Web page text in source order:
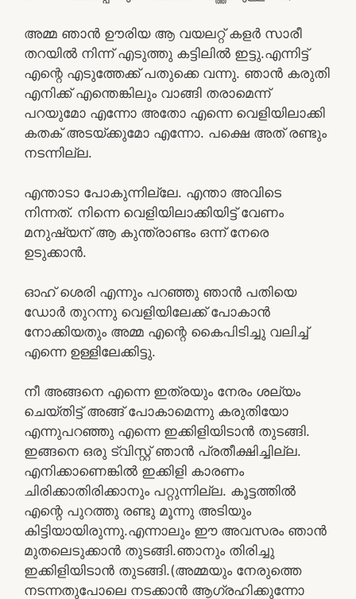
അമ്മ ഞാൻ ഊരിയ ആ വയലറ്റ് കളർ സാരീ
തറയിൽ നിന്ന് എടുത്തു കട്ടിലിൽ ഇട്ടു.എന്നിട്ട്
എന്റെ എടുത്തേക്ക് പതുക്കെ വന്നു. ഞാൻ കരുതി
എനിക്ക് എന്തെങ്കിലും വാങ്ങി തരാമെന്ന്
പറയുമോ എന്നോ അതോ എന്നെ വെളിയിലാക്കി
കതക് അടയ്ക്കുമോ എന്നോ. പക്ഷെ അത് രണ്ടും
നടന്നില്ല.
എന്താടാ പോകുന്നില്ലേ. എന്താ അവിടെ
നിന്നത്. നിന്നെ വെളിയിലാക്കിയിട്ട് വേണം
മനുഷ്യന് ആ കുന്ത്രാണ്ടം ഒന്ന് നേരെ
ഉടുക്കാൻ.
ഓഹ് ശെരി എന്നും പറഞ്ഞു ഞാൻ പതിയെ
ഡോർ തുറന്നു വെളിയിലേക്ക് പോകാൻ
നോക്കിയതും അമ്മ എന്റെ കൈപിടിച്ചു വലിച്ച്
എന്നെ ഉള്ളിലേക്കിട്ടു.
നീ അങ്ങനെ എന്നെ ഇത്രയും നേരം ശല്യം
ചെയ്തിട്ട് അങ്ങ് പോകാമെന്നു കരുതിയോ
എന്നുപറഞ്ഞു എന്നെ ഇക്കിളിയിടാൻ തുടങ്ങി.
ഇങ്ങനെ ഒരു ട്വിസ്റ്റ്‌ ഞാൻ പ്രതീക്ഷിച്ചില്ല.
എനിക്കാണെങ്കിൽ ഇക്കിളി കാരണം
ചിരിക്കാതിരിക്കാനും പറ്റുന്നില്ല. കൂട്ടത്തിൽ
എന്റെ പുറത്തു രണ്ടു മൂന്നു അടിയും
കിട്ടിയായിരുന്നു.എന്നാലും ഈ അവസരം ഞാൻ
മുതലെടുക്കാൻ തുടങ്ങി.ഞാനും തിരിച്ചു
ഇക്കിളിയിടാൻ തുടങ്ങി.(അമ്മയും നേരുത്തെ
നടന്നതുപോലെ നടക്കാൻ ആഗ്രഹിക്കുന്നോ